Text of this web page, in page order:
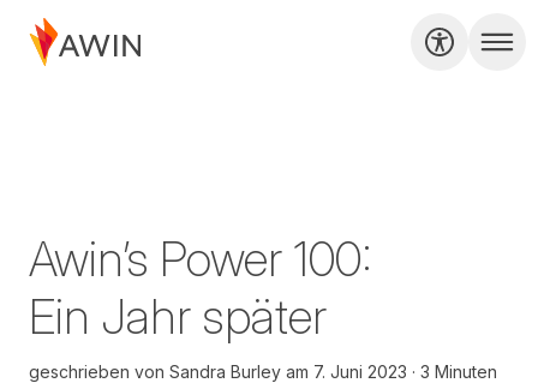
Awin’s Power 100:
Ein Jahr später
geschrieben von Sandra Burley am 7. Juni 2023
3 Minuten